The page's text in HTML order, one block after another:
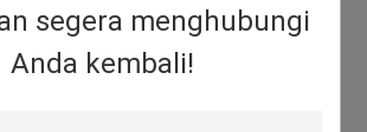
segera menghubungi
Anda kembali!